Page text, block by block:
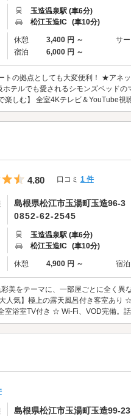
玉造温泉駅 (車6分)
松江玉造IC (車10分)
休憩 3,400 円 ～ サ
宿泊
6,000 円 ～
トの拠点としても大変便利！ ★アネ
テルでも愛されるシモンズベッドの
しむ】 全室4Kテレビ＆YouTube視
5つ星のうち4.5
4.80 口コミ 1 件
島根県松江市玉湯町玉造96-3
0852-62-2545
玉造温泉駅 (車6分)
松江玉造IC (車10分)
休憩 4,900 円 ～ 宿泊
美をテーマに、一部屋ごとに全く異
気】極上の露天風呂付き客室あり
浴室TV付き ☆ Wi-Fi、VOD完備。
島根県松江市玉湯町玉造99-23